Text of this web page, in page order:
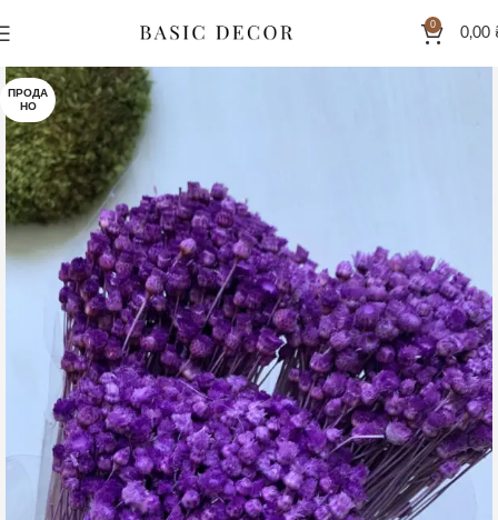
0
0,00
ПРОДА
НО